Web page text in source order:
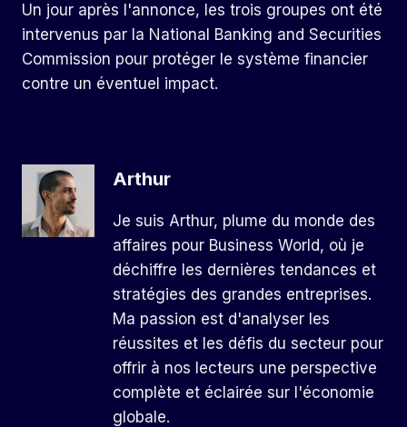
Un jour après l'annonce, les trois groupes ont été
intervenus par la National Banking and Securities
Commission pour protéger le système financier
contre un éventuel impact.
Arthur
Je suis Arthur, plume du monde des
affaires pour Business World, où je
déchiffre les dernières tendances et
stratégies des grandes entreprises.
Ma passion est d'analyser les
réussites et les défis du secteur pour
offrir à nos lecteurs une perspective
complète et éclairée sur l'économie
globale.